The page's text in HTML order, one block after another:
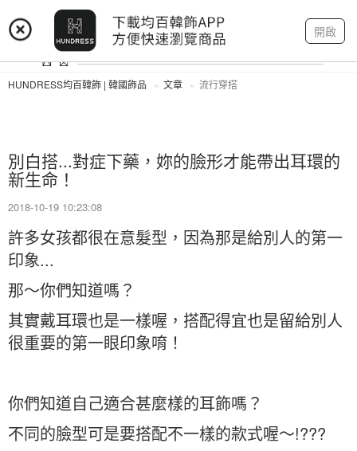
開啟
登入 註冊 我的帳戶
HUNDRESS均百韓飾 | 韓國飾品 文章 流行穿搭
別白搭...對症下藥，妳的臉形才能帶出耳環的
新生命！
2018-10-19 10:23:08
許多女孩都很在意髮型，因為那是給別人的第一
印象...
那～你們知道嗎？
其實戴耳環也是一樣喔，搭配得宜也是留給別人
很重要的第一眼印象唷！
你們知道自己適合甚麼樣的耳飾嗎？
不同的臉型可是要搭配不一樣的款式喔～!???